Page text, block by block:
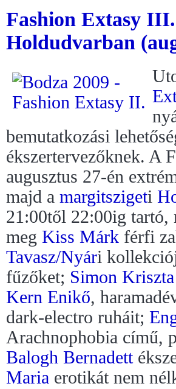
Fashion Extasy
Holdudvarban
bemutatkozási
ékszertervezőknek. A
augusztus 27-én
majd a margitszigeti
21:00től 22:00ig tartó,
meg Kiss Márk férfi
Tavasz/Nyári
fűzőket; Simon Kriszta
Kern Enikő,
dark-electro ruháit;
Arachnophobia című,
Balogh Bernadett
Maria erotikát nem